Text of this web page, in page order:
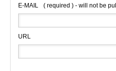
E-MAIL ( required ) - will not be
URL